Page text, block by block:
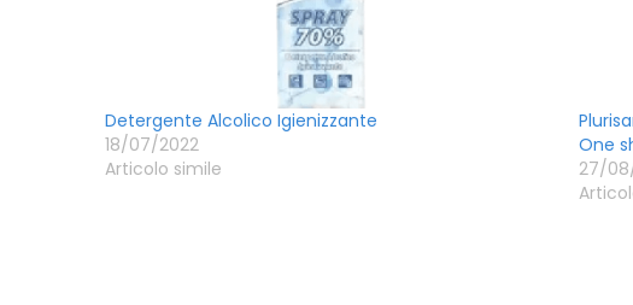
Detergente Alcolico Igienizzante
18/07/2022
Articolo simile
One
27/